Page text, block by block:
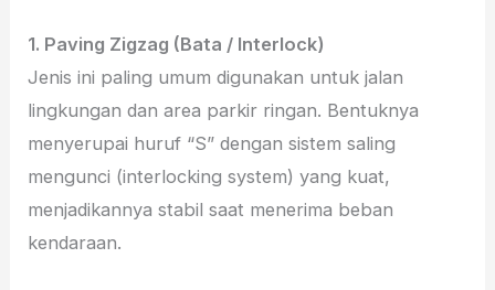
1. Paving Zigzag (Bata / Interlock)
Jenis ini paling umum digunakan untuk jalan
lingkungan dan area parkir ringan. Bentuknya
menyerupai huruf “S” dengan sistem saling
mengunci (interlocking system) yang kuat,
menjadikannya stabil saat menerima beban
kendaraan.